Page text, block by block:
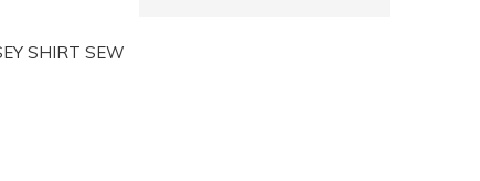
SHIRT SEW